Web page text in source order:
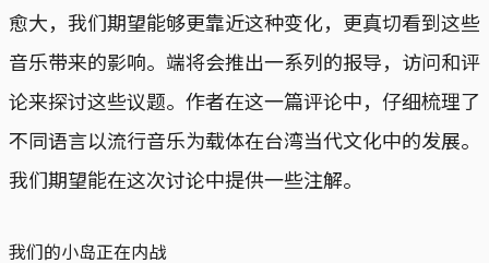
愈大，我们期望能够更靠近这种变化，更真切看到这些
音乐带来的影响。端将会推出一系列的报导，访问和评
论来探讨这些议题。作者在这一篇评论中，仔细梳理了
不同语言以流行音乐为载体在台湾当代文化中的发展。
我们期望能在这次讨论中提供一些注解。
我们的小岛正在内战